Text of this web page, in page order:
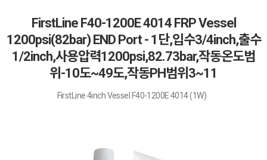
FirstLine F40-1200E 4014 FRP Vessel
1200psi(82bar) END Port - 1단,입수3/4inch,출수
1/2inch,사용압력1200psi,82.73bar,작동온도범
위-10도~49도,작동PH범위3~11
FirstLine 4inch Vessel F40-1200E 4014 (1W)